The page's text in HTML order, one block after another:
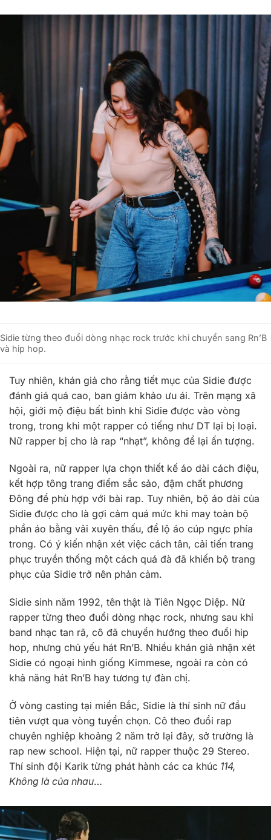
Sidie từng theo đuổi dòng nhạc rock trước khi chuyển sang Rn’B
và hip hop.
Tuy nhiên, khán giả cho rằng tiết mục của Sidie được
đánh giá quá cao, ban giám khảo ưu ái. Trên mạng xã
hội, giới mộ điệu bất bình khi Sidie được vào vòng
trong, trong khi một rapper có tiếng như DT lại bị loại.
Nữ rapper bị cho là rap “nhạt”, không để lại ấn tượng.
Ngoài ra, nữ rapper lựa chọn thiết kế áo dài cách điệu,
kết hợp tông trang điểm sắc sảo, đậm chất phương
Đông để phù hợp với bài rap. Tuy nhiên, bộ áo dài của
Sidie được cho là gợi cảm quá mức khi may toàn bộ
phần áo bằng vải xuyên thấu, để lộ áo cúp ngực phía
trong. Có ý kiến nhận xét việc cách tân, cải tiến trang
phục truyền thống một cách quá đà đã khiến bộ trang
phục của Sidie trở nên phản cảm.
Sidie sinh năm 1992, tên thật là Tiên Ngọc Diệp. Nữ
rapper từng theo đuổi dòng nhạc rock, nhưng sau khi
band nhạc tan rã, cô đã chuyển hướng theo đuổi hip
hop, nhưng chủ yếu hát Rn’B. Nhiều khán giả nhận xét
Sidie có ngoại hình giống Kimmese, ngoài ra còn có
khả năng hát Rn’B hay tương tự đàn chị.
Ở vòng casting tại miền Bắc, Sidie là thí sinh nữ đầu
tiên vượt qua vòng tuyển chọn. Cô theo đuổi rap
chuyên nghiệp khoảng 2 năm trở lại đây, sở trường là
rap new school. Hiện tại, nữ rapper thuộc 29 Stereo.
Thí sinh đội Karik từng phát hành các ca khúc 114,
Không là của nhau…